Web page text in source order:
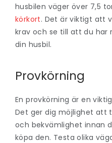
husbilen väger över 7,5
körkort. Det är viktigt att
krav och se till att du har
din husbil.
Provkörning
En provkörning är en
Det ger dig möjlighet att
och bekvämlighet innan
köpa den. Testa olika